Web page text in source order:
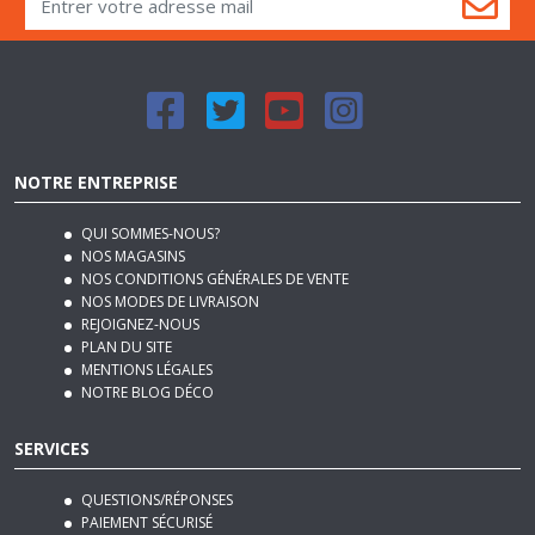
Cela vous laisse le choix et permet de trouver la table de nuit
Un chevet aux lignes épurées pour une chambre
Le chevet moderne pour la chambre se caractérise par son
minimalisme. Les poignées des 2 tiroirs sont discrètes, les pieds
fins, les finitions sobres. Cela se traduit aussi par un mélange
de textures comme l'association de :
revêtements laqués et mats
effet bois et métal
effets bois et béton.
A retenir : la table de nuit existe aujourd’hui en différents styles
pour chambre ?
NOTRE ENTREPRISE
QUI SOMMES-NOUS?
NOS MAGASINS
NOS CONDITIONS GÉNÉRALES DE VENTE
NOS MODES DE LIVRAISON
REJOIGNEZ-NOUS
PLAN DU SITE
MENTIONS LÉGALES
NOTRE BLOG DÉCO
SERVICES
QUESTIONS/RÉPONSES
PAIEMENT SÉCURISÉ